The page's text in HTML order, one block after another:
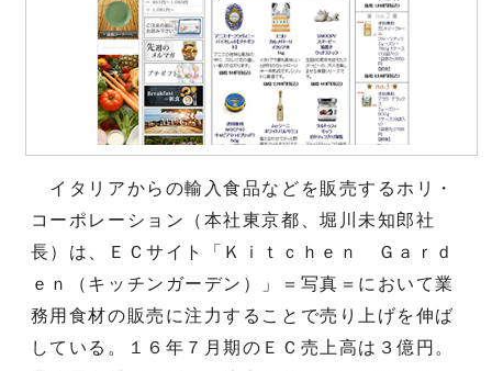
イタリアからの輸入食品などを販売するホリ・
コーポレーション（本社東京都、堀川未知郎社
長）は、ＥＣサイト「Ｋｉｔｃｈｅｎ Ｇａｒｄ
ｅｎ（キッチンガーデン）」＝写真＝において業
務用食材の販売に注力することで売り上げを伸ば
している。１６年７月期のＥＣ売上高は３億円。